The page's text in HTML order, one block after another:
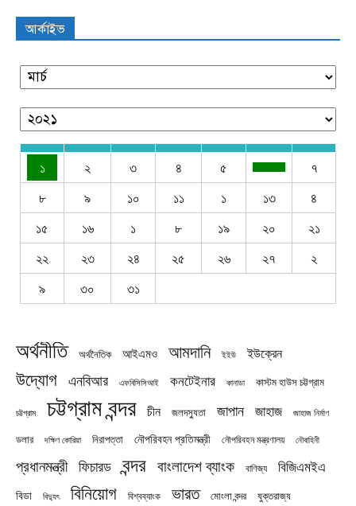
আর্কাইভ
১ ২ ৩ ৪ ৫
৭
৮
৯ ১০ ১১ ১ ১৩
৪
১৫
১৬ ১ ৮ ১৯ ২০
২১
২২
২৩ ২৪ ২৫ ২৬ ২৭
২
৯
৩০ ৩১
অর্থনীতি অর্থনৈতিক আইএমও আমদানি ইইউ ইউক্রেন
উদ্যোগ এনবিআর এফবিসিসিআই কনটেইনার কানাডা কাস্টম হাউস চট্টগ্রাম
চট্টগ্রাম চট্টগ্রাম বন্দর চীন জলদস্যুতা জাপান জাহাজ জাহাজ নির্মাণ
ডলার দক্ষিণ কোরিয়া নিরাপত্তা নৌপরিবহন প্রতিমন্ত্রী নৌপরিবহন মন্ত্রণালয় নৌবাহিনী
প্রধানমন্ত্রী ফিচারড বন্দর বাংলাদেশ ব্যাংক বাণিজ্য বিজিএমইএ
বিডা বিদ্যুৎ বিনিয়োগ বিশ্বব্যাংক ভারত মোংলা বন্দর যুক্তরাজ্য